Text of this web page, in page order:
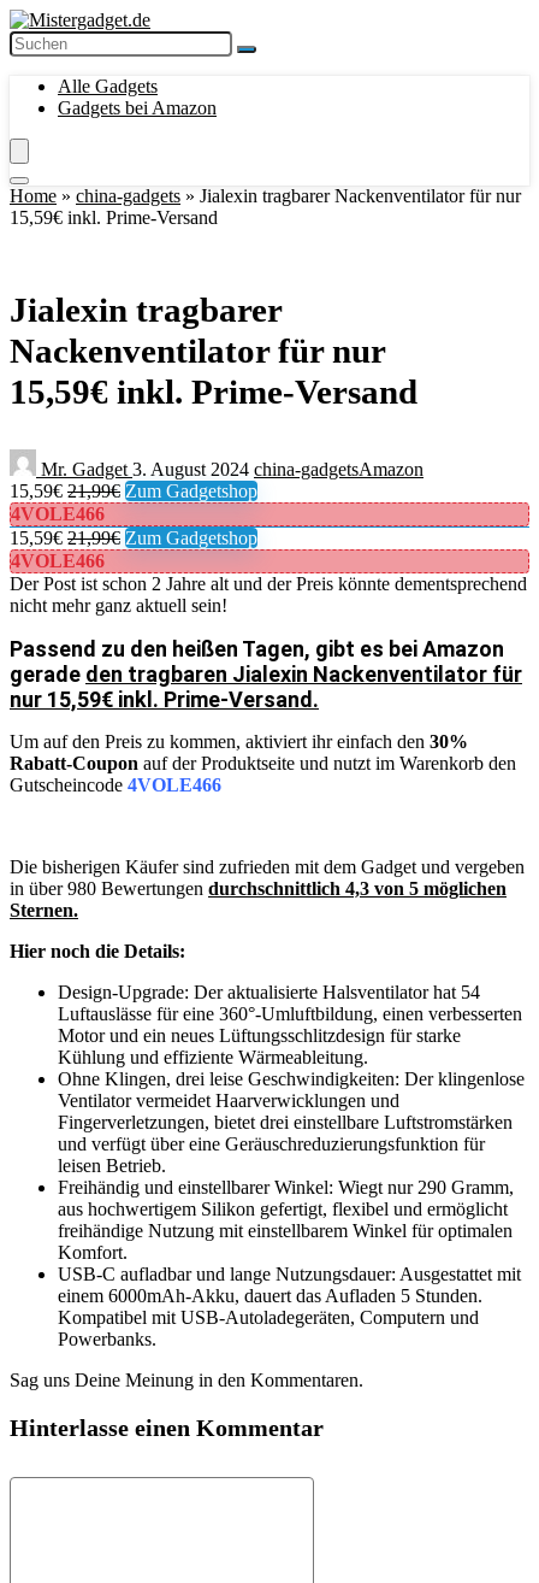
Alle Gadgets
Gadgets bei Amazon
Home » china-gadgets » Jialexin tragbarer Nackenventilator für nur
15,59€ inkl. Prime-Versand
Jialexin tragbarer
Nackenventilator für nur
15,59€ inkl. Prime-Versand
Mr. Gadget 3. August 2024 china-gadgetsAmazon
15,59€ 21,99€ Zum Gadgetshop
4VOLE466
15,59€ 21,99€ Zum Gadgetshop
4VOLE466
Der Post ist schon 2 Jahre alt und der Preis könnte dementsprechend
nicht mehr ganz aktuell sein!
Passend zu den heißen Tagen, gibt es bei Amazon
gerade den tragbaren Jialexin Nackenventilator für
nur 15,59€ inkl. Prime-Versand.
Um auf den Preis zu kommen, aktiviert ihr einfach den 30%
Rabatt-Coupon auf der Produktseite und nutzt im Warenkorb den
Gutscheincode 4VOLE466
Die bisherigen Käufer sind zufrieden mit dem Gadget und vergeben
in über 980 Bewertungen durchschnittlich 4,3 von 5 möglichen
Sternen.
Hier noch die Details:
Design-Upgrade: Der aktualisierte Halsventilator hat 54
Luftauslässe für eine 360°-Umluftbildung, einen verbesserten
Motor und ein neues Lüftungsschlitzdesign für starke
Kühlung und effiziente Wärmeableitung.
Ohne Klingen, drei leise Geschwindigkeiten: Der klingenlose
Ventilator vermeidet Haarverwicklungen und
Fingerverletzungen, bietet drei einstellbare Luftstromstärken
und verfügt über eine Geräuschreduzierungsfunktion für
leisen Betrieb.
Freihändig und einstellbarer Winkel: Wiegt nur 290 Gramm,
aus hochwertigem Silikon gefertigt, flexibel und ermöglicht
freihändige Nutzung mit einstellbarem Winkel für optimalen
Komfort.
USB-C aufladbar und lange Nutzungsdauer: Ausgestattet mit
einem 6000mAh-Akku, dauert das Aufladen 5 Stunden.
Kompatibel mit USB-Autoladegeräten, Computern und
Powerbanks.
Sag uns Deine Meinung in den Kommentaren.
Hinterlasse einen Kommentar